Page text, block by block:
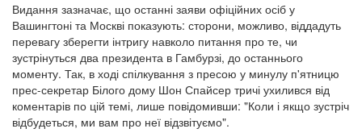
Видання зазначає, що останні заяви офіційних осіб у
Вашингтоні та Москві показують: сторони, можливо, віддадуть
перевагу зберегти інтригу навколо питання про те, чи
зустрінуться два президента в Гамбурзі, до останнього
моменту. Так, в ході спілкування з пресою у минулу п'ятницю
прес-секретар Білого дому Шон Спайсер тричі ухилився від
коментарів по цій темі, лише повідомивши: "Коли і якщо зустріч
відбудеться, ми вам про неї відзвітуємо".